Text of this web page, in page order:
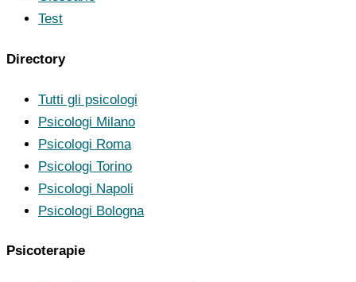
Test
Directory
Tutti gli psicologi
Psicologi Milano
Psicologi Roma
Psicologi Torino
Psicologi Napoli
Psicologi Bologna
Psicoterapie